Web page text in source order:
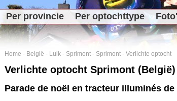
Per provincie Per optochttype
Home - België - Luik - Sprimont - Sprimont - Verlichte optocht
Verlichte optocht Sprimont (België)
Parade de noël en tracteur illuminés